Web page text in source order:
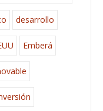
desarrollo
Emberá